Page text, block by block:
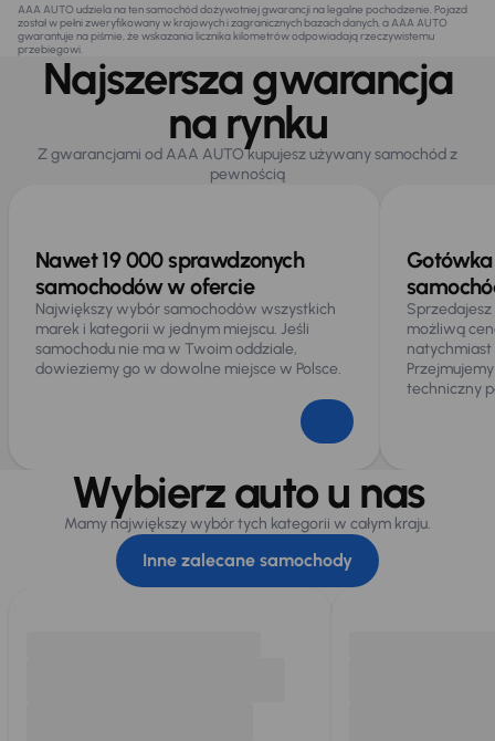
AAA AUTO udziela na ten samochód dożywotniej gwarancji na legalne pochodzenie. Pojazd
został w pełni zweryfikowany w krajowych i zagranicznych bazach danych, a AAA AUTO
gwarantuje na piśmie, że wskazania licznika kilometrów odpowiadają rzeczywistemu
przebiegowi.
Najszersza gwarancja
na rynku
Z gwarancjami od AAA AUTO kupujesz używany samochód z
pewnością
Nawet 19 000 sprawdzonych
samochodów w ofercie
Największy wybór samochodów wszystkich
marek i kategorii w jednym miejscu. Jeśli
samochodu nie ma w Twoim oddziale,
dowieziemy go w dowolne miejsce w Polsce.
możliwą
techniczny
Wybierz auto u nas
Mamy największy wybór tych kategorii w całym kraju.
Inne zalecane samochody